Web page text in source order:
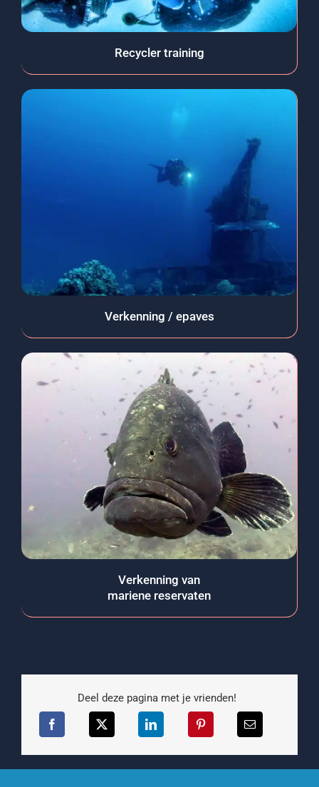
Recycler training
Verkenning / epaves
Verkenning van
mariene reservaten
Deel deze pagina met je vrienden!